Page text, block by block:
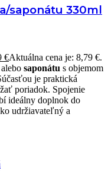
saponátu 330ml
€Aktuálna cena je: 8,79 €.
alebo saponátu s objemom
je praktická
poriadok. Spojenie
ideálny doplnok do
udržiavateľný a